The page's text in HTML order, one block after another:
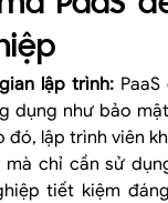
lập trình:
dụng như bảo
đó, lập trình viên
chỉ cần sử
tiết kiệm